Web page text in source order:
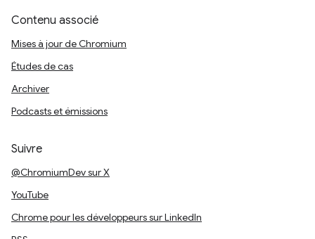
Contenu associé
Mises à jour de Chromium
Études de cas
Archiver
Podcasts et émissions
Suivre
@ChromiumDev sur X
YouTube
Chrome pour les développeurs sur LinkedIn